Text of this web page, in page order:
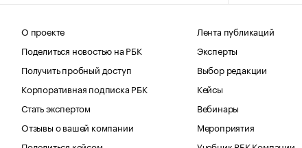
О проекте
Поделиться новостью на РБК
Получить пробный доступ
Корпоративная подписка РБК
Стать экспертом
Отзывы о вашей компании
Лента публикаций
Эксперты
Выбор редакции
Кейсы
Вебинары
Мероприятия